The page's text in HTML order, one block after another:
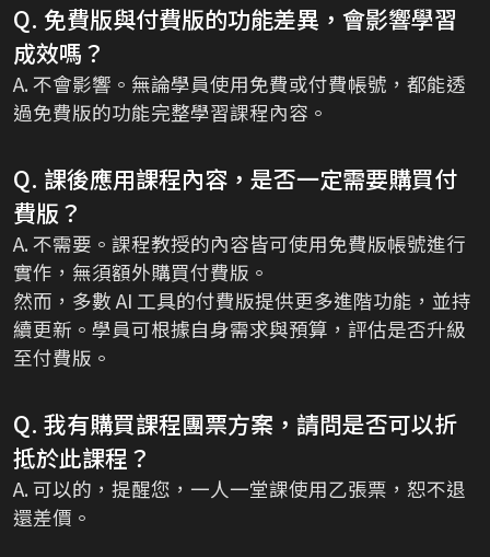
Q. 免費版與付費版的功能差異，會影響學習
成效嗎？
A. 不會影響。無論學員使用免費或付費帳號，都能透
過免費版的功能完整學習課程內容。
Q. 課後應用課程內容，是否一定需要購買付
費版？
A. 不需要。課程教授的內容皆可使用免費版帳號進行
實作，無須額外購買付費版。
然而，多數 AI 工具的付費版提供更多進階功能，並持
續更新。學員可根據自身需求與預算，評估是否升級
至付費版。
Q. 我有購買課程團票方案，請問是否可以折
抵於此課程？
A. 可以的，提醒您，一人一堂課使用乙張票，恕不退
還差價。